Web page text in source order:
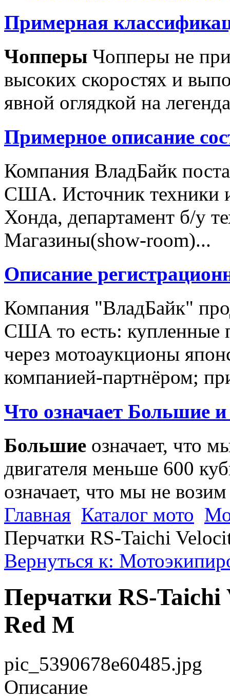
Примерная
Чопперы Чопперы не
высоких скоростях и
явной оглядкой на
Примерное описание
Компания ВладБайк
США. Источник техники
Хонда, департамент б/у
Магазины(show-room)...
Описание
Компания "ВладБайк"
США то есть: купленные
через мотоаукционы
компанией-партнёром;
Что означает Большие
Большие означает, что
двигателя меньше 600
означает, что мы не
Главная Каталог мото
Перчатки RS-Taichi
Вернуться к:
Перчатки RS-
Red M
pic_5390678e60485.jpg
Описание